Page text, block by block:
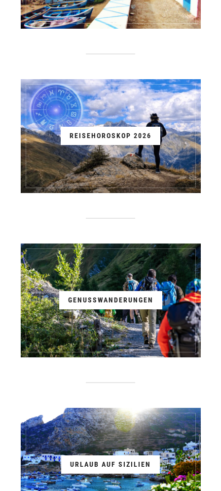
REISEHOROSKOP 2026
GENUSSWANDERUNGEN
URLAUB AUF SIZILIEN